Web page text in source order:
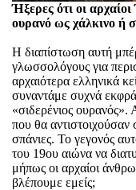
Ήξερες ότι οι
ουρανό ως χάλκινο ή
Η διαπίστωση αυτή
γλωσσολόγους για
αρχαιότερα ελληνικά
συναντάμε συχνά
«σιδερένιος
που θα αντιστοιχούσαν
σπάνιες. Το γεγονός
του 19ου αιώνα να
μήπως οι αρχαίοι
βλέπουμε εμείς;